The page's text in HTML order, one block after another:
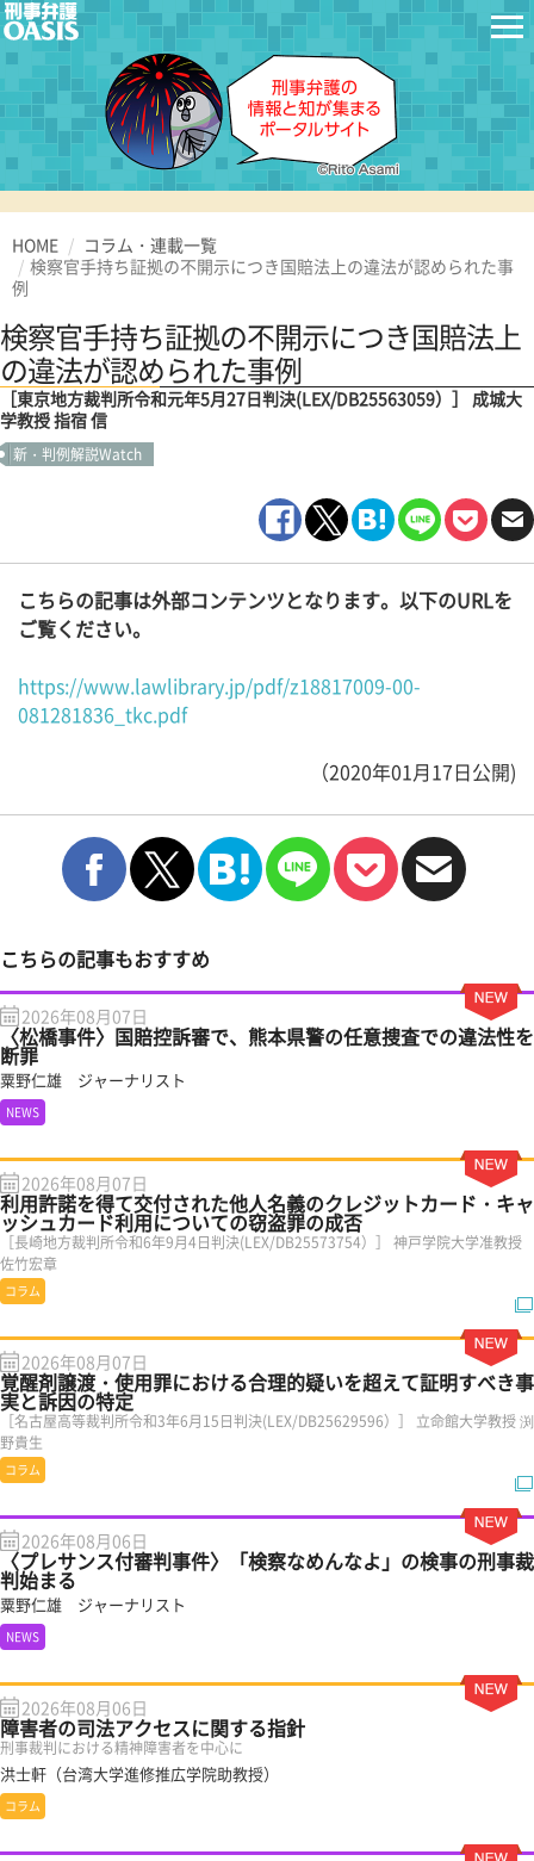
HOME
コラム・連載一覧
検察官手持ち証拠の不開示につき国賠法上の違法が認められた事
例
検察官手持ち証拠の不開示につき国賠法上
の違法が認められた事例
［東京地方裁判所令和元年5月27日判決(LEX/DB25563059）］ 成城大
学教授 指宿 信
新・判例解説Watch
こちらの記事は外部コンテンツとなります。以下のURLを
ご覧ください。
https://www.lawlibrary.jp/pdf/z18817009-00-
081281836_tkc.pdf
（2020年01月17日公開)
こちらの記事もおすすめ
2026年08月07日
〈松橋事件〉国賠控訴審で、熊本県警の任意捜査での違法性を
断罪
粟野仁雄 ジャーナリスト
NEWS
2026年08月07日
利用許諾を得て交付された他人名義のクレジットカード・キャ
ッシュカード利用についての窃盗罪の成否
［長崎地方裁判所令和6年9月4日判決(LEX/DB25573754）］ 神戸学院大学准教授
佐竹宏章
コラム
2026年08月07日
覚醒剤譲渡・使用罪における合理的疑いを超えて証明すべき事
実と訴因の特定
［名古屋高等裁判所令和3年6月15日判決(LEX/DB25629596）］ 立命館大学教授 渕
野貴生
コラム
2026年08月06日
〈プレサンス付審判事件〉「検察なめんなよ」の検事の刑事裁
判始まる
粟野仁雄 ジャーナリスト
NEWS
2026年08月06日
障害者の司法アクセスに関する指針
刑事裁判における精神障害者を中心に
洪士軒（台湾大学進修推広学院助教授）
コラム